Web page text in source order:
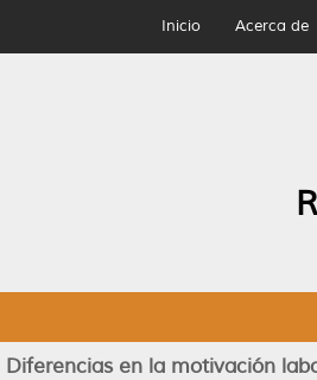
Inicio Acerca de
Diferencias en la motivación